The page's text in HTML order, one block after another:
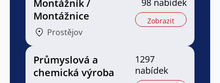
Montážník /
Montážnice
Prostějov
98 nabídek
Zobrazit
Průmyslová a
chemická výroba
1297
nabídek